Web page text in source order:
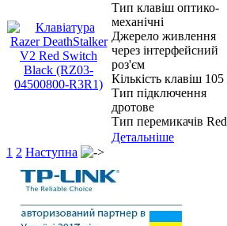
Тип клавіш оптико-
механічні
Джерело живлення
через інтерфейсний
роз'єм
Кількість клавіш 105
Тип підключення
дротове
Тип перемикачів Red
Детальніше
1 2 Наступна